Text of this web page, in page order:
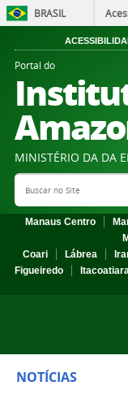
BRASIL
Portal do
MINISTÉRIO DA DA
Search Site
Manaus Centro
Coari
Lábrea
Figueiredo
NOTÍCIAS